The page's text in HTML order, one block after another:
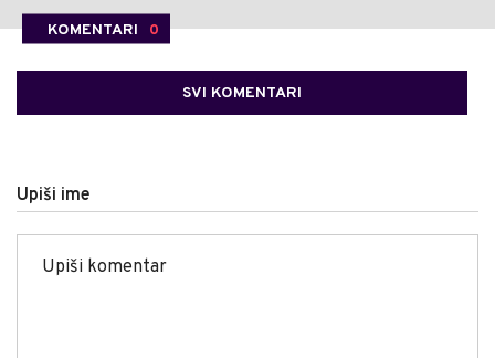
KOMENTARI 0
SVI KOMENTARI
Upiši ime